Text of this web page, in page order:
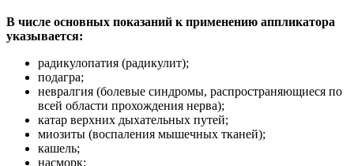
В числе основных показаний к применению аппликатора
указывается:
радикулопатия (радикулит);
подагра;
невралгия (болевые синдромы, распространяющиеся по
всей области прохождения нерва);
катар верхних дыхательных путей;
миозиты (воспаления мышечных тканей);
кашель;
насморк;